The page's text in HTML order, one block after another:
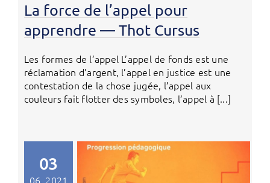
La force de l’appel pour
apprendre — Thot Cursus
Les formes de l’appel L’appel de fonds est une
réclamation d’argent, l’appel en justice est une
contestation de la chose jugée, l’appel aux
couleurs fait flotter des symboles, l’appel à [...]
03
06, 2021